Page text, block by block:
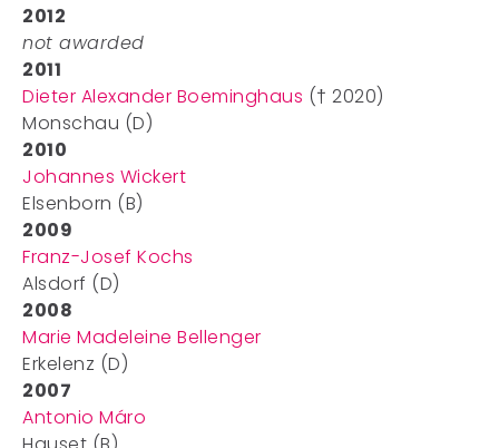
2012
not awarded
2011
Dieter Alexander Boeminghaus († 2020)
Monschau (D)
2010
Johannes Wickert
Elsenborn (B)
2009
Franz-Josef Kochs
Alsdorf (D)
2008
Marie Madeleine Bellenger
Erkelenz (D)
2007
Antonio Máro